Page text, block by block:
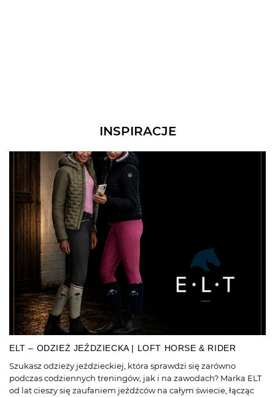
INSPIRACJE
ELT – ODZIEŻ JEŹDZIECKA | LOFT HORSE & RIDER
Szukasz odzieży jeździeckiej, która sprawdzi się zarówno
podczas codziennych treningów, jak i na zawodach? Marka ELT
od lat cieszy się zaufaniem jeźdźców na całym świecie, łącząc